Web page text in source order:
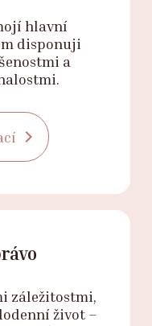
hlavní
disponuji
a
záležitostmi,
život –